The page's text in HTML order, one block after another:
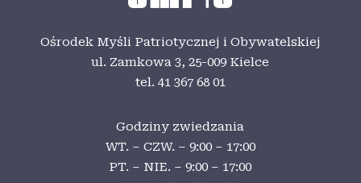
Ośrodek Myśli Patriotycznej i Obywatelskiej
ul. Zamkowa 3,25-009 Kielce
tel. 41 367 68 01
Godziny zwiedzania
WT. – CZW. – 9:00 – 17:00
PT. – NIE. – 9:00 – 17:00